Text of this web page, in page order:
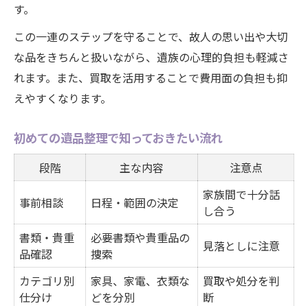
す。
この一連のステップを守ることで、故人の思い出や大切
な品をきちんと扱いながら、遺族の心理的負担も軽減さ
れます。また、買取を活用することで費用面の負担も抑
えやすくなります。
初めての遺品整理で知っておきたい流れ
段階 主な内容 注意点
事前相談 日程・範囲の決定
家族間で十分話
し合う
書類・貴重
品確認
必要書類や貴重品の
捜索
見落としに注意
カテゴリ別
仕分け
家具、家電、衣類な
どを分別
買取や処分を判
断